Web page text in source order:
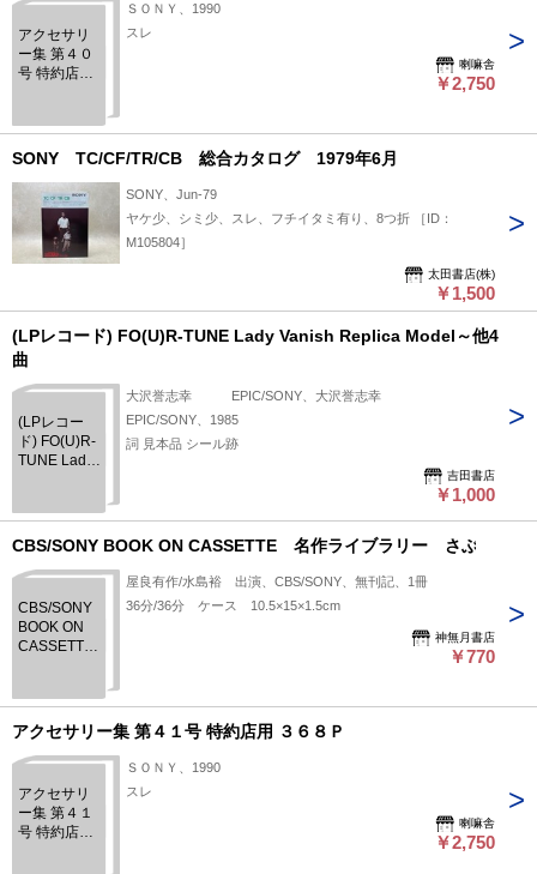
アクセサリ
ー集 第４０
号 特約店用
ＳＯＮＹ、1990
スレ
喇嘛舎
￥2,750
SONY TC/CF/TR/CB 総合カタログ 1979年6月
SONY、Jun-79
ヤケ少、シミ少、スレ、フチイタミ有り、8つ折 ［ID：
M105804］
太田書店(株)
￥1,500
(LPレコード) FO(U)R-TUNE Lady Vanish Replica Model～他4
曲
(LPレコー
ド) FO(U)R-
TUNE Lady
Model～他4
曲
大沢誉志幸 EPIC/SONY、大沢誉志幸
EPIC/SONY、1985
詞 見本品 シール跡
吉田書店
￥1,000
CBS/SONY BOOK ON CASSETTE 名作ライブラリー さぶ
CBS/SONY
BOOK ON
CASSETTE
ぶ
屋良有作/水島裕 出演、CBS/SONY、無刊記、1冊
36分/36分 ケース 10.5×15×1.5cm
神無月書店
￥770
アクセサリー集 第４１号 特約店用 ３６８Ｐ
アクセサリ
ー集 第４１
号 特約店用
ＳＯＮＹ、1990
スレ
喇嘛舎
￥2,750